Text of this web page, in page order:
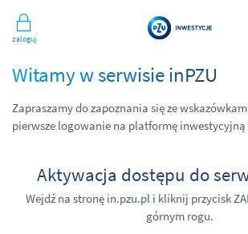
Zaloguj
Witamy w serwisie inPZU
Zapraszamy do zapoznania się ze
pierwsze logowanie na platformę inwestycyjną
Aktywacja dostępu do
Wejdź na stronę in.pzu.pl i kliknij przycisk
górnym rogu.